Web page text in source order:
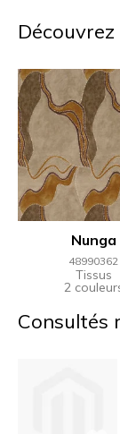
Nunga
48990362
Tissus
2
Consultés